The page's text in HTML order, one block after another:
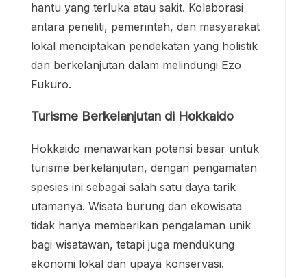
hantu yang terluka atau sakit. Kolaborasi
antara peneliti, pemerintah, dan masyarakat
lokal menciptakan pendekatan yang holistik
dan berkelanjutan dalam melindungi Ezo
Fukuro.
Turisme Berkelanjutan di Hokkaido
Hokkaido menawarkan potensi besar untuk
turisme berkelanjutan, dengan pengamatan
spesies ini sebagai salah satu daya tarik
utamanya. Wisata burung dan ekowisata
tidak hanya memberikan pengalaman unik
bagi wisatawan, tetapi juga mendukung
ekonomi lokal dan upaya konservasi.